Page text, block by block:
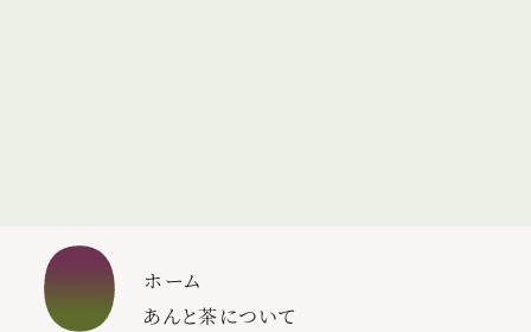
ホーム
あんと茶について